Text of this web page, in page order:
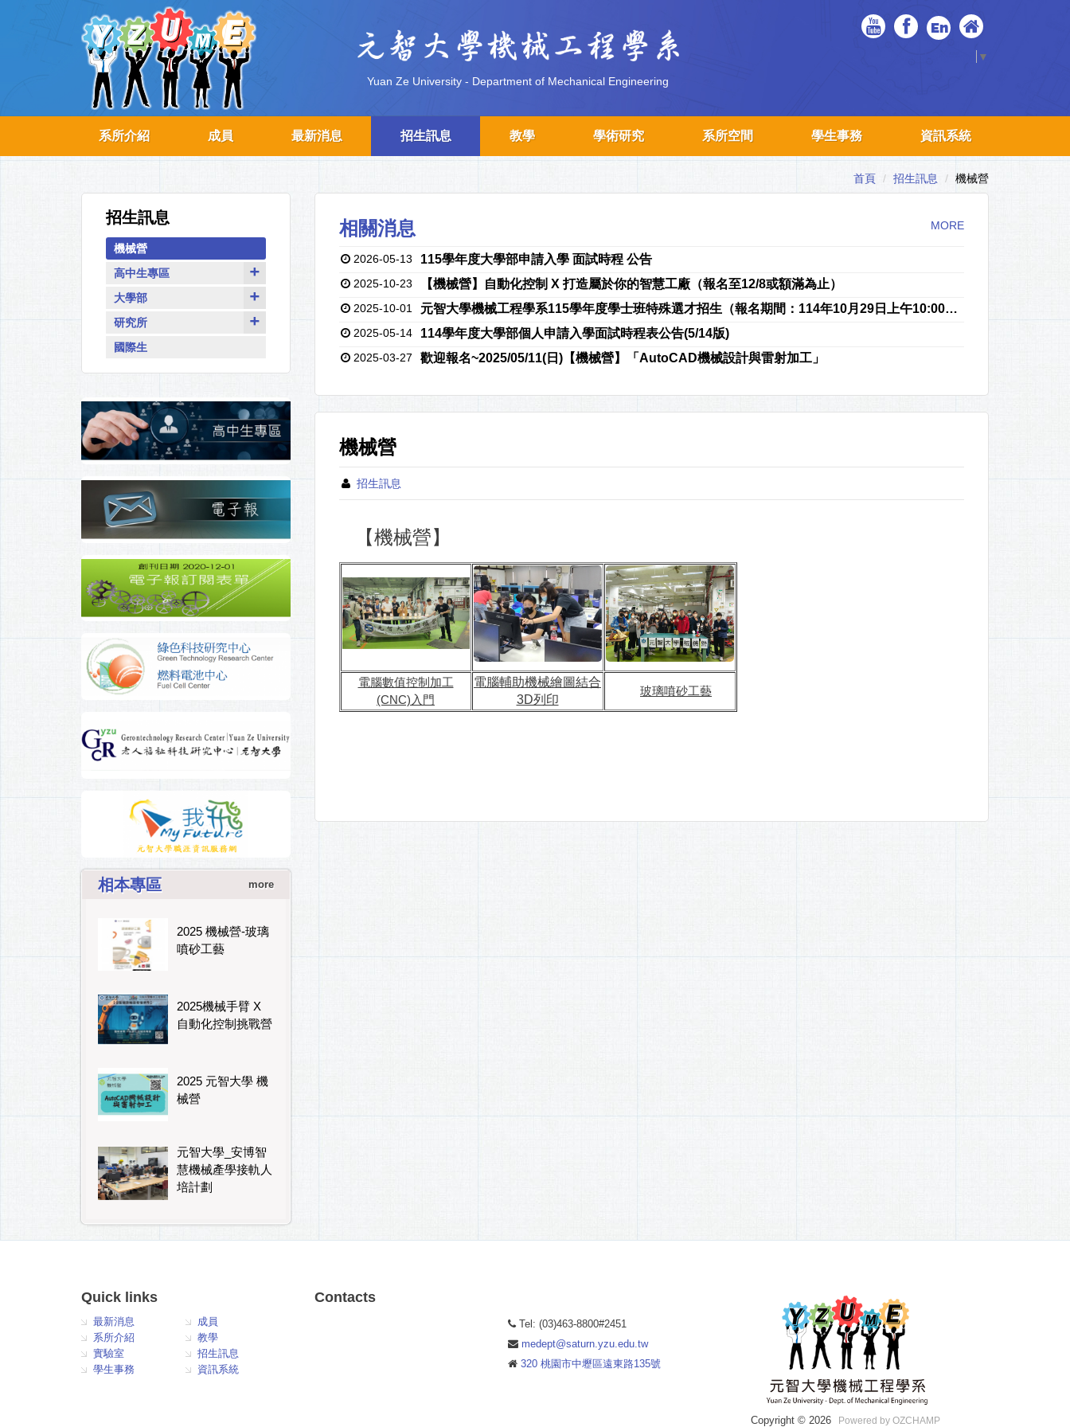
Yuan Ze University - Department of Mechanical Engineering
En
▼
系所介紹 成員 最新消息 招生訊息 教學 學術研究 系所空間 學生事務 資訊系統
首頁 招生訊息 機械營
相關消息 MORE
115學年度大學部申請入學 面試時程 公告
2026-05-13
【機械營】自動化控制 X 打造屬於你的智慧工廠（報名至12/8或額滿為止）
2025-10-23
元智大學機械工程學系115學年度學士班特殊選才招生（報名期間：114年10月29日上午10:00起至114年11月12日下午3:00止)
2025-10-01
114學年度大學部個人申請入學面試時程表公告(5/14版)
2025-05-14
歡迎報名~2025/05/11(日)【機械營】「AutoCAD機械設計與雷射加工」
2025-03-27
機械營
招生訊息
【機械營】
電腦數值控制加工
(CNC)入門
電腦輔助機械繪圖結合
3D列印
玻璃噴砂工藝
招生訊息
機械營
高中生專區
大學部
研究所
國際生
相本專區 more
2025 機械營-玻璃
噴砂工藝
2025機械手臂 X
自動化控制挑戰營
2025 元智大學 機
械營
元智大學_安博智
慧機械產學接軌人
培計劃
Quick links
最新消息
成員
系所介紹
教學
實驗室
招生訊息
學生事務
資訊系統
Contacts
Tel: (03)463-8800#2451
medept@saturn.yzu.edu.tw
320 桃園市中壢區遠東路135號
Copyright © 2026 Powered by OZCHAMP